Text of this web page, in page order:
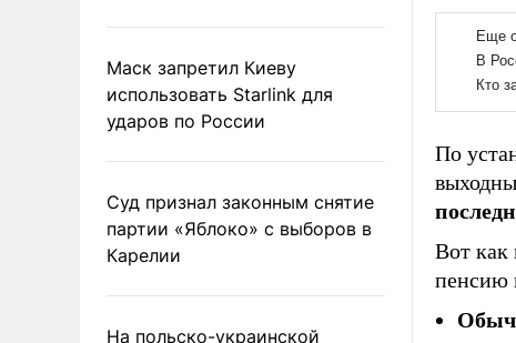
Маск запретил Киеву
использовать Starlink для
ударов по России
Суд признал законным снятие
партии «Яблоко» с выборов в
Карелии
На польско-украинской
По
Вот как
пенсию